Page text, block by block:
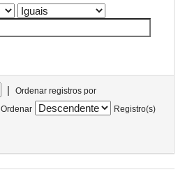
|
Ordenar registros por
Ordenar
Registro(s)